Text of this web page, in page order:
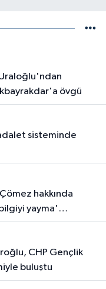
övgü
bilgiyi yayma'
buluştu